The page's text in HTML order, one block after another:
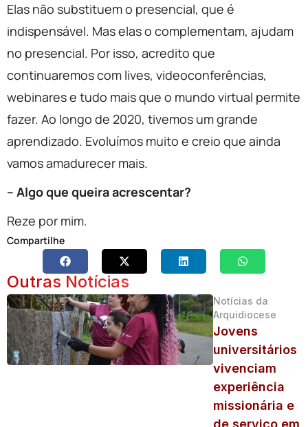
Elas não substituem o presencial, que é
indispensável. Mas elas o complementam, ajudam
no presencial. Por isso, acredito que
continuaremos com lives, videoconferências,
webinares e tudo mais que o mundo virtual permite
fazer. Ao longo de 2020, tivemos um grande
aprendizado. Evoluímos muito e creio que ainda
vamos amadurecer mais.
– Algo que queira acrescentar?
Reze por mim.
Compartilhe
Outras Notícias
Notícias da
Arquidiocese
Jovens
universitários
vivenciam
experiência
missionária e